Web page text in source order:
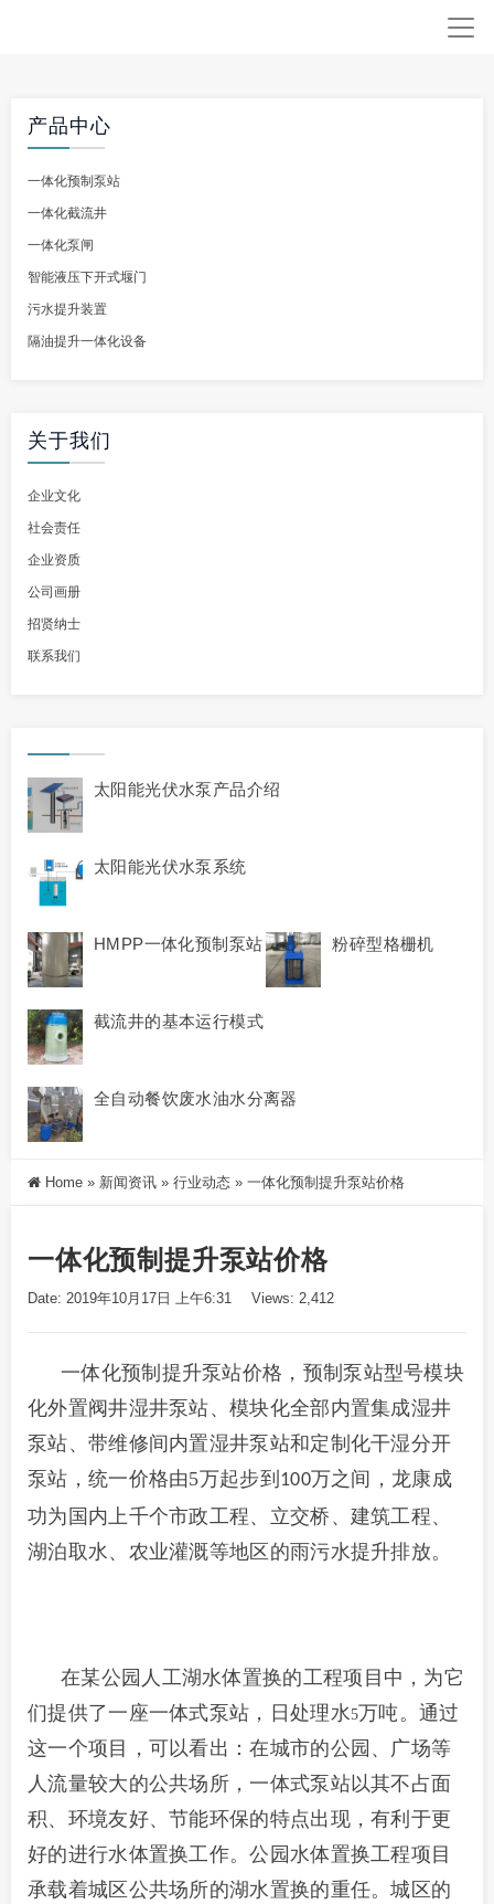
产品中心
一体化预制泵站
一体化截流井
一体化泵闸
智能液压下开式堰门
污水提升装置
隔油提升一体化设备
关于我们
企业文化
社会责任
企业资质
公司画册
招贤纳士
联系我们
太阳能光伏水泵产品介绍
太阳能光伏水泵系统
HMPP一体化预制泵站 粉碎型格栅机
截流井的基本运行模式
全自动餐饮废水油水分离器
Home » 新闻资讯 » 行业动态 » 一体化预制提升泵站价格
一体化预制提升泵站价格
Date: 2019年10月17日 上午6:31 Views: 2,412
一体化预制提升泵站价格 ，预制泵站型号模块
化外置阀井湿井泵站、模块化全部内置集成湿井
泵站、带维修间内置湿井泵站和定制化干湿分开
泵站，统一价格由5万起步到 100万之间，龙康成
功为国内上千个市政工程、立交桥、建筑工程、
湖泊取水、农业灌溉等地区的雨污水提升排放。
在某公园人工湖水体置换的工程项目中，为它
们提供了一座一体式泵站，
日处理水5万吨。通过
这一个项目，可以看出：在城市的公园、广场等
人流量较大的公共场所，一体式泵站以其不占面
积、环境友好、节能环保的特点出现，有利于更
好的进行水体置换工作。公园水体置换工程项目
承载着城区公共场所的湖水置换的重任。城区的